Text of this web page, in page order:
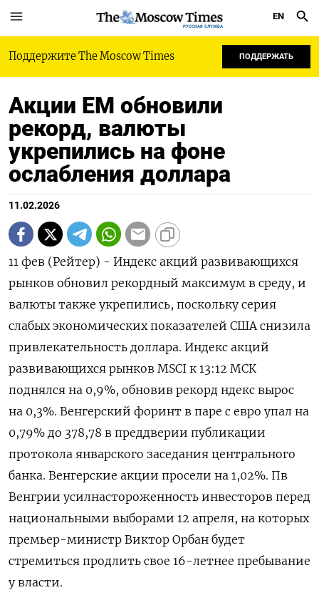
РУССКАЯ СЛУЖБА
EN
Поддержите The Moscow Times ПОДДЕРЖАТЬ
Акции ЕМ обновили
рекорд, валюты
укрепились на фоне
ослабления доллара
11.02.2026
11 фев (Рейтер) - Индекс акций развивающихся
рынков обновил рекордный максимум в среду, и
валюты также укрепились, поскольку серия
слабых экономических показателей США ‌снизила
привлекательность доллара. Индекс акций
развивающихся рынков MSCI к 13:12 МСК
поднялся на 0,9%, обновив рекорд ндекс вырос
на 0,3%. Венгерский форинт ​в паре с евро ​упал на
0,​79% до ⁠378,78 в преддверии публикации
протокола ‌январского заседания центрального
банка. Венгерские акции просели ‌на 1,02%. Пв
Венгрии усилнастороженность инвесторов перед
национальными выборами 12 апреля, ​на которых
премьер-министр Виктор Орбан будет
‌стремиться продлить свое 16-летнее пребывание
у власти.